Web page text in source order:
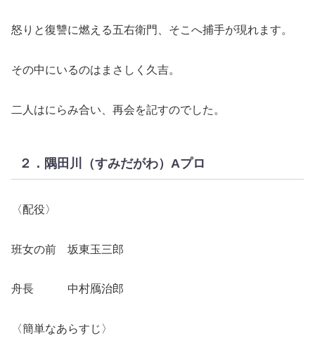
怒りと復讐に燃える五右衛門、そこへ捕手が現れます。
その中にいるのはまさしく久吉。
二人はにらみ合い、再会を記すのでした。
２．隅田川（すみだがわ）Aプロ
〈配役〉
班女の前 坂東玉三郎
舟長 中村鴈治郎
〈簡単なあらすじ〉